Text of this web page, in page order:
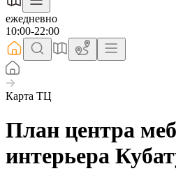
ежедневно
10:00-22:00
Карта ТЦ
План центра
интерьера